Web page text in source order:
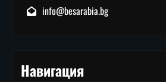
info@besarabia.bg
Навигация